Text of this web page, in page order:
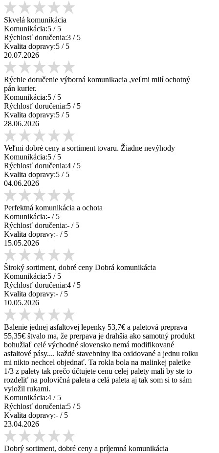
Skvelá komunikácia
Komunikácia:5 / 5
Rýchlosť doručenia:3 / 5
Kvalita dopravy:5 / 5
20.07.2026
Rýchle doručenie výborná komunikacia ,veľmi milí ochotný
pán kurier.
Komunikácia:5 / 5
Rýchlosť doručenia:5 / 5
Kvalita dopravy:5 / 5
28.06.2026
Veľmi dobré ceny a sortiment tovaru. Žiadne nevýhody
Komunikácia:5 / 5
Rýchlosť doručenia:4 / 5
Kvalita dopravy:5 / 5
04.06.2026
Perfektná komunikácia a ochota
Komunikácia:- / 5
Rýchlosť doručenia:- / 5
Kvalita dopravy:- / 5
15.05.2026
Široký sortiment, dobré ceny Dobrá komunikácia
Komunikácia:5 / 5
Rýchlosť doručenia:4 / 5
Kvalita dopravy:- / 5
10.05.2026
Balenie jednej asfaltovej lepenky 53,7€ a paletová preprava
55,35€ štvalo ma, že prerpava je drahšia ako samotný produkt
bohužiaľ celé východné slovensko nemá modifikované
asfaltové pásy.... každé stavebniny iba oxidované a jednu rolku
mi nikto nechcel objednať. Ta rokla bola na malinkej paletke
1/3 z palety tak prečo účtujete cenu celej palety mali by ste to
rozdeliť na polovičná paleta a celá paleta aj tak som si to sám
vyložil rukami.
Komunikácia:4 / 5
Rýchlosť doručenia:5 / 5
Kvalita dopravy:- / 5
23.04.2026
Dobrý sortiment, dobré ceny a príjemná komunikácia